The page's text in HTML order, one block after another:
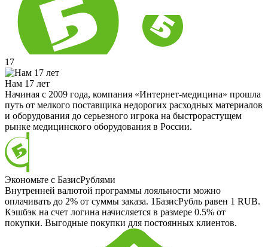
17
Нам 17 лет
Начиная с 2009 года, компания «Интернет-медицина» прошла
путь от мелкого поставщика недорогих расходных материалов
и оборудования до серьезного игрока на быстрорастущем
рынке медицинского оборудования в России.
Экономьте с БазисРублями
Внутренней валютой программы лояльности можно
оплачивать до 2% от суммы заказа. 1БазисРубль равен 1 RUB.
Кэшбэк на счет логина начисляется в размере 0.5% от
покупки. Выгодные покупки для постоянных клиентов.